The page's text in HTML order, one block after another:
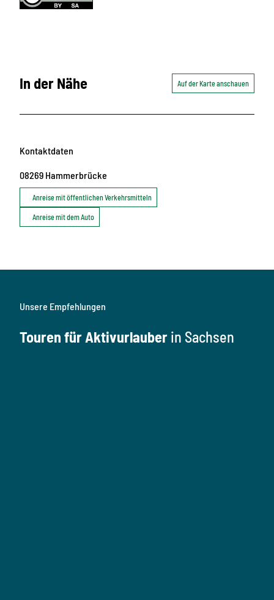
In der Nähe Auf der Karte anschauen
Kontaktdaten
08269 Hammerbrücke
Anreise mit öffentlichen Verkehrsmitteln
Anreise mit dem Auto
Unsere Empfehlungen
Touren für Aktivurlauber in Sachsen